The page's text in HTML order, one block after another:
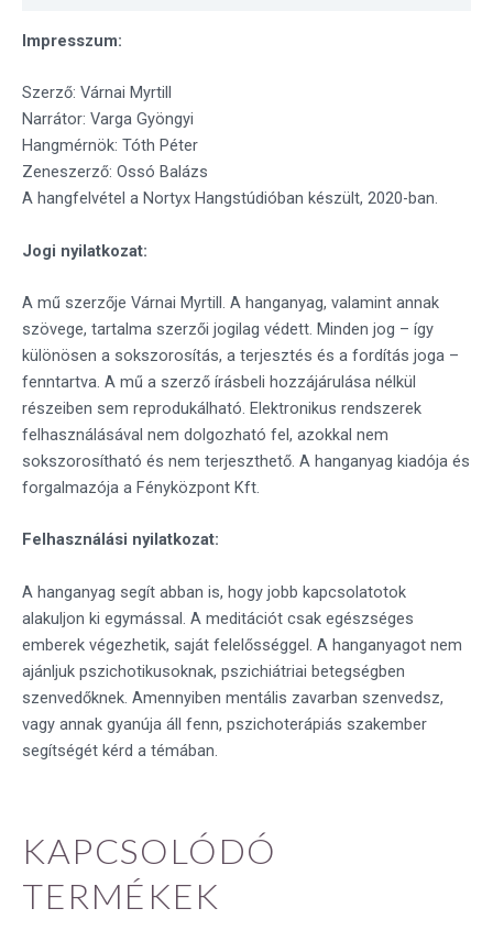
Impresszum:
Szerző: Várnai Myrtill
Narrátor: Varga Gyöngyi
Hangmérnök: Tóth Péter
Zeneszerző: Ossó Balázs
A hangfelvétel a Nortyx Hangstúdióban készült, 2020-ban.
Jogi nyilatkozat:
A mű szerzője Várnai Myrtill. A hanganyag, valamint annak
szövege, tartalma szerzői jogilag védett. Minden jog – így
különösen a sokszorosítás, a terjesztés és a fordítás joga –
fenntartva. A mű a szerző írásbeli hozzájárulása nélkül
részeiben sem reprodukálható. Elektronikus rendszerek
felhasználásával nem dolgozható fel, azokkal nem
sokszorosítható és nem terjeszthető. A hanganyag kiadója és
forgalmazója a Fényközpont Kft.
Felhasználási nyilatkozat:
A hanganyag segít abban is, hogy jobb kapcsolatotok
alakuljon ki egymással. A meditációt csak egészséges
emberek végezhetik, saját felelősséggel. A hanganyagot nem
ajánljuk pszichotikusoknak, pszichiátriai betegségben
szenvedőknek. Amennyiben mentális zavarban szenvedsz,
vagy annak gyanúja áll fenn, pszichoterápiás szakember
segítségét kérd a témában.
KAPCSOLÓDÓ
TERMÉKEK